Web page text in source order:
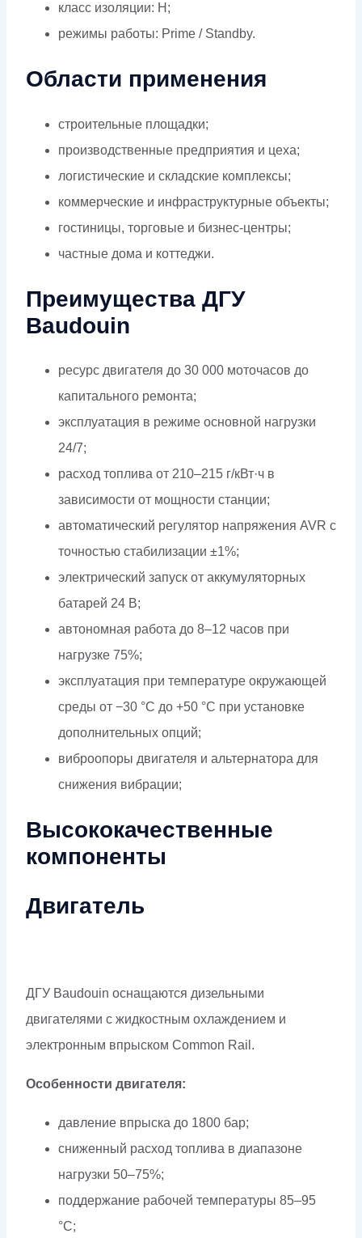
класс изоляции: H;
режимы работы: Prime / Standby.
Области применения
строительные площадки;
производственные предприятия и цеха;
логистические и складские комплексы;
коммерческие и инфраструктурные объекты;
гостиницы, торговые и бизнес-центры;
частные дома и коттеджи.
Преимущества ДГУ
Baudouin
ресурс двигателя до 30 000 моточасов до
капитального ремонта;
эксплуатация в режиме основной нагрузки
24/7;
расход топлива от 210–215 г/кВт·ч в
зависимости от мощности станции;
автоматический регулятор напряжения AVR с
точностью стабилизации ±1%;
электрический запуск от аккумуляторных
батарей 24 В;
автономная работа до 8–12 часов при
нагрузке 75%;
эксплуатация при температуре окружающей
среды от −30 °C до +50 °C при установке
дополнительных опций;
виброопоры двигателя и альтернатора для
снижения вибрации;
Высококачественные
компоненты
Двигатель
ДГУ Baudouin оснащаются дизельными
двигателями с жидкостным охлаждением и
электронным впрыском Common Rail.
Особенности двигателя:
давление впрыска до 1800 бар;
сниженный расход топлива в диапазоне
нагрузки 50–75%;
поддержание рабочей температуры 85–95
°C;